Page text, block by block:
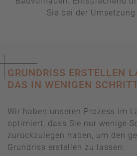
Sie bei der
GRUNDRISS ERSTELLEN
DAS IN WENIGEN
Wir haben unseren Prozess im
optimiert, dass Sie nur wenige
zurückzulegen haben, um den
Grundriss erstellen zu lassen: